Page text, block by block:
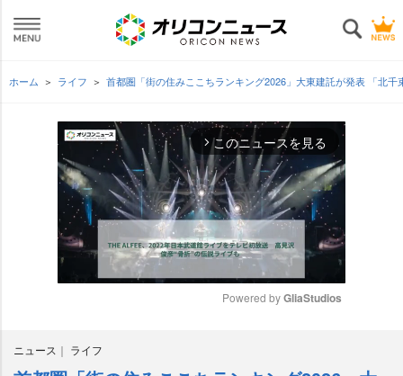
ホーム ライフ 首都圏「街の住みここちランキング2026」大東建託が発表 「北
arrow_forward_ios このニュースを見る
Powered by GliaStudios
ニュース ライフ